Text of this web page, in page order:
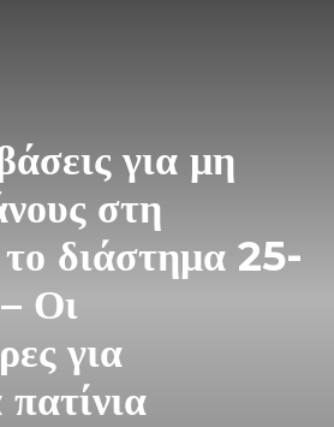
για μη
στη
διάστημα 25-
Οι
για